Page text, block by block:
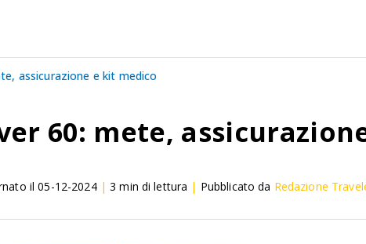
assicurazione e kit medico
60: mete,
il05-12-2024|3 min di lettura | Pubblicato da Redazione